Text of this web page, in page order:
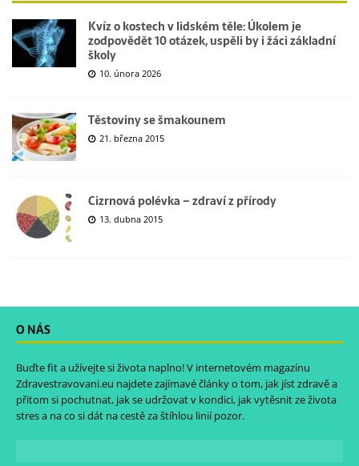
Kvíz o kostech v lidském těle: Úkolem je
zodpovědět 10 otázek, uspěli by i žáci základní
školy
10. února 2026
Těstoviny se šmakounem
21. března 2015
Cizrnová polévka – zdraví z přírody
13. dubna 2015
O NÁS
Buďte fit a užívejte si života naplno! V internetovém magazínu
Zdravestravovani.eu najdete zajímavé články o tom, jak jíst zdravě a
přitom si pochutnat, jak se udržovat v kondici, jak vytěsnit ze života
stres a na co si dát na cestě za štíhlou linií pozor.